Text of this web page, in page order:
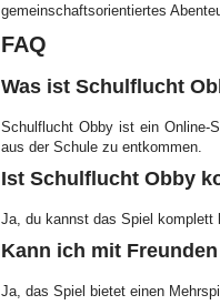
gemeinschaftsorientiertes
FAQ
Was ist Schulflucht
Schulflucht Obby ist ein Online-
aus der Schule zu entkommen.
Ist Schulflucht Obby
Ja, du kannst das Spiel komplett
Kann ich mit
Ja, das Spiel bietet einen